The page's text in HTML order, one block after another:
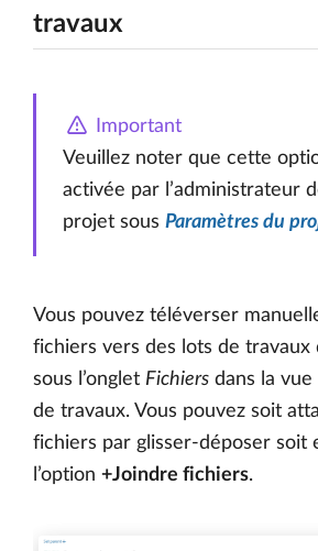
travaux
Important
Veuillez noter que cette
activée par l’administrateur
projet sous Paramètres du
Vous pouvez téléverser
fichiers vers des lots de
sous l’onglet Fichiers dans la
de travaux. Vous pouvez soit
fichiers par glisser-déposer soit
l’option +Joindre fichiers.